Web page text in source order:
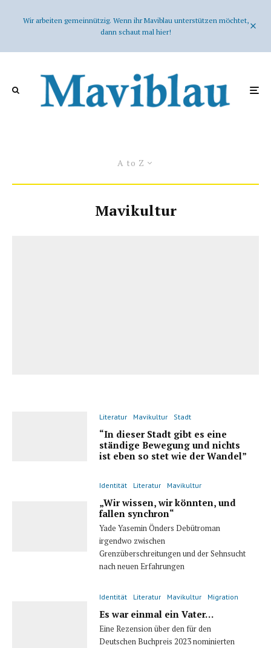
Wir arbeiten gemeinnützig. Wenn ihr Maviblau unterstützen möchtet,
dann schaut mal hier!
A to Z
Mavikultur
Literatur Mavikultur Stadt
“In dieser Stadt gibt es eine
ständige Bewegung und nichts
ist eben so stet wie der Wandel”
Identität Literatur Mavikultur
„Wir wissen, wir könnten, und
fallen synchron“
Yade Yasemin Önders Debütroman
irgendwo zwischen
Grenzüberschreitungen und der Sehnsucht
nach neuen Erfahrungen
Identität Literatur Mavikultur Migration
Es war einmal ein Vater…
Eine Rezension über den für den
Deutschen Buchpreis 2023 nominierten